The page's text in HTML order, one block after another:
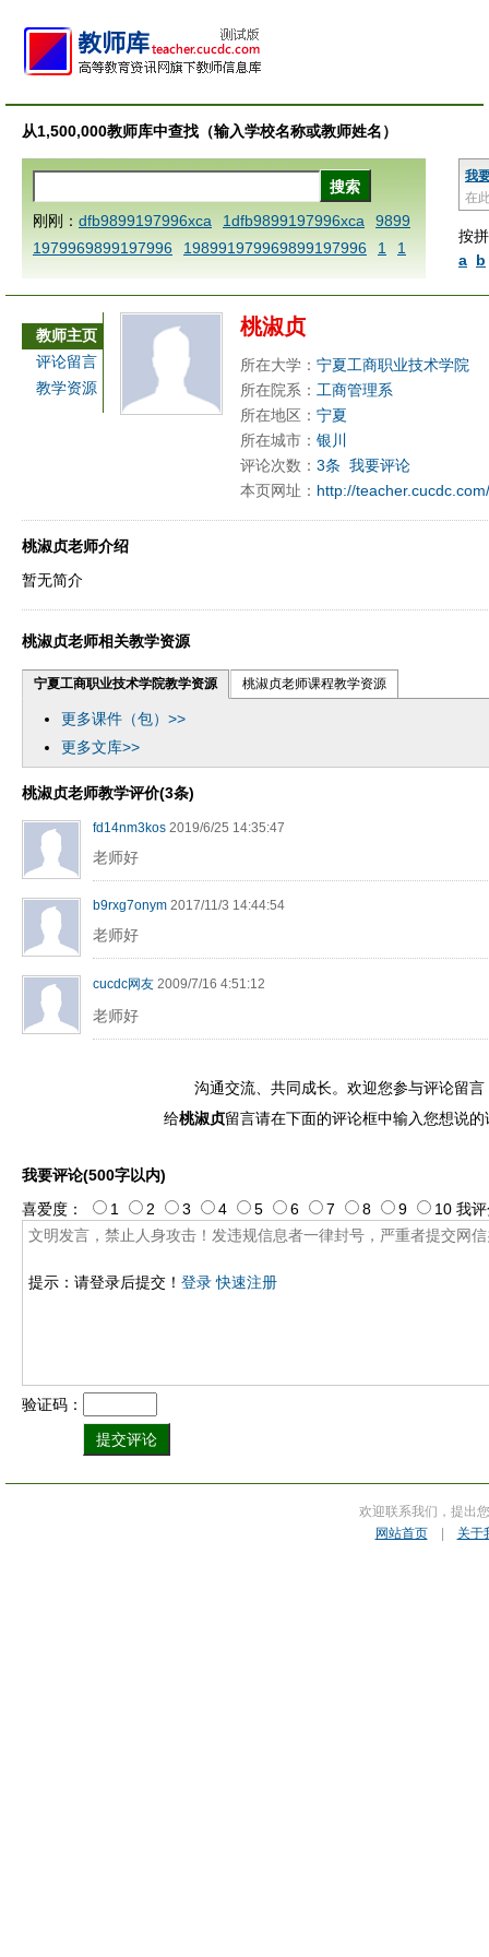
从1,500,000教师库中查找（输入学校名称或教师姓名）
我
在
按
a b
刚刚： dfb9899197996xca 1dfb9899197996xca
9899
1979969899197996
198991979969899197996 1
1
AAABBBCCCdefine blablaenddefine dfbxyzendtemplat
a
1dfbmath key98991 methodmultiply operand97996x
ca
1dfbsetx9899197996xxca 1dfbthisxca
1dfbxca12
3
1dfbzzzzzzzzbbbccccdddeeexcareplacezo
1printdf
b 9899197996 xca
AAABBBCCCdefine blablaenddefin
e dfbxyzendtemplate dfbCCCBBBAAA
dfb
dfb989919
dfbmath key98991 methodmulti
dfbsetx9899197996xxca
教师主页
评论留言
教学资源
桃淑贞
所在大学： 宁夏工商职业技术学院
所在院系： 工商管理系
所在地区： 宁夏
所在城市： 银川
评论次数： 3条 我要评论
本页网址： http://
桃淑贞老师介绍
暂无简介
桃淑贞老师相关教学资源
宁夏工商职业技术学院教学资源 桃淑贞老师课程教学资源
更多课件（包）>>
更多文库>>
桃淑贞老师教学评价(3条)
fd14nm3kos 2019/6/25 14:35:47
老师好
b9rxg7onym 2017/11/3 14:44:54
老师好
cucdc网友 2009/7/16 4:51:12
老师好
沟通交流、共同成长。欢迎您参与评论留言
给桃淑贞留言请在下面的评论框中输入您想说的
我要评论(500字以内)
提示：请登录后提交！ 登录 快速注册
喜爱度： 1 2 3 4 5 6 7 8 9 10 我评
验证码：
欢迎联系我们，提出
网站首页| 关于